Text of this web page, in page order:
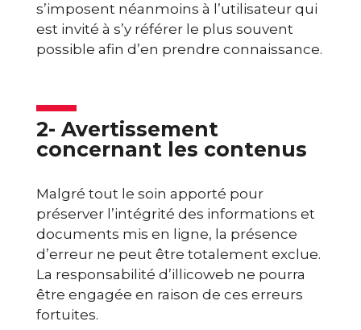
s’imposent néanmoins à l’utilisateur qui
est invité à s’y référer le plus souvent
possible afin d’en prendre connaissance.
2- Avertissement
concernant les contenus
Malgré tout le soin apporté pour
préserver l’intégrité des informations et
documents mis en ligne, la présence
d’erreur ne peut être totalement exclue.
La responsabilité d’illicoweb ne pourra
être engagée en raison de ces erreurs
fortuites.